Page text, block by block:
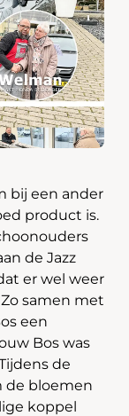
bij een ander
product is.
de Jazz
er wel weer
samen met
een
Bos was
de
de bloemen
koppel